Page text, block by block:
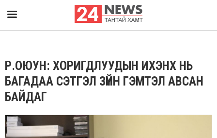
Р.ОЮУН: ХОРИГДЛУУДЫН ИХЭНХ НЬ
БАГАДАА СЭТГЭЛ ЗҮЙН ГЭМТЭЛ АВСАН
БАЙДАГ